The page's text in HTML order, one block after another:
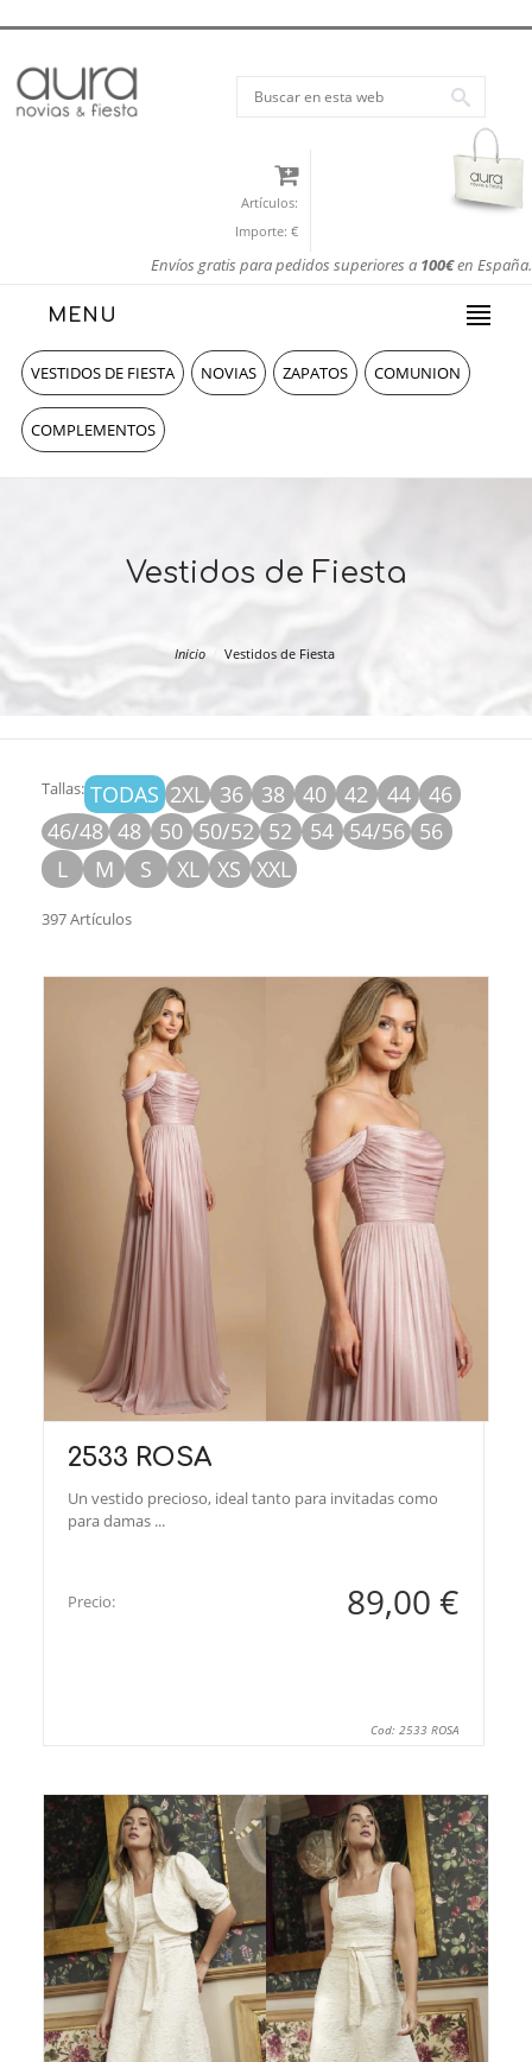
Artículos:
Importe: €
Envíos gratis para pedidos superiores a 100€en España.
MENU
VESTIDOS DE FIESTA NOVIAS ZAPATOS COMUNION
COMPLEMENTOS
Vestidos de Fiesta
Inicio Vestidos de Fiesta
Tallas: TODAS 2XL 36 38 40 42 44
46
46/48 48 50 50/52 52 54 54/56 56
L
M S XL XS XXL
397 Artículos
2533 ROSA
Un vestido precioso, ideal tanto para invitadas como
para damas ...
Precio: 89,00 €
Cod: 2533 ROSA